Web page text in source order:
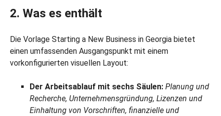
2. Was es enthält
Die Vorlage Starting a New Business in Georgia bietet
einen umfassenden Ausgangspunkt mit einem
vorkonfigurierten visuellen Layout:
Der Arbeitsablauf mit sechs Säulen: Planung und
Recherche, Unternehmensgründung, Lizenzen und
Einhaltung von Vorschriften, finanzielle und